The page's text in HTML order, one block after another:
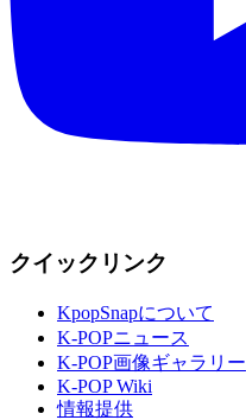
クイックリンク
KpopSnapについて
K-POPニュース
K-POP画像ギャラリー
K-POP Wiki
情報提供